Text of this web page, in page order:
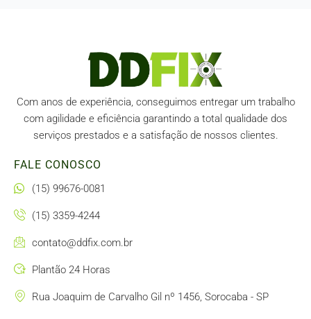
Com anos de experiência, conseguimos entregar um trabalho
com agilidade e eficiência garantindo a total qualidade dos
serviços prestados e a satisfação de nossos clientes.
FALE CONOSCO
(15) 99676-0081
(15) 3359-4244
contato@ddfix.com.br
Plantão 24 Horas
Rua Joaquim de Carvalho Gil nº 1456, Sorocaba - SP